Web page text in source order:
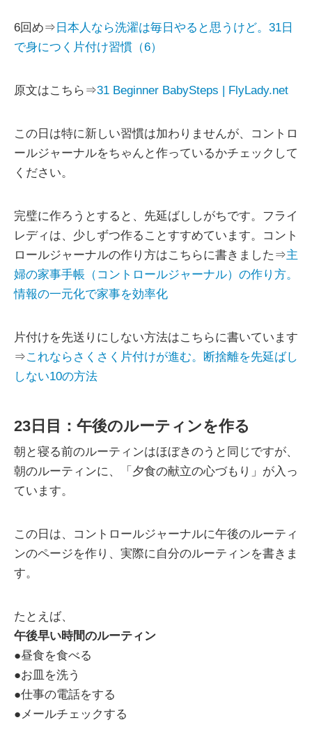
6回め⇒ 日本人なら洗濯は毎日やると思うけど。31日
で身につく片付け習慣（6）
原文はこちら⇒31 Beginner BabySteps | FlyLady.net
この日は特に新しい習慣は加わりませんが、コントロ
ールジャーナルをちゃんと作っているかチェックして
ください。
完璧に作ろうとすると、先延ばししがちです。フライ
レディは、少しずつ作ることすすめています。コント
ロールジャーナルの作り方はこちらに書きました⇒主
婦の家事手帳（コントロールジャーナル）の作り方。
情報の一元化で家事を効率化
片付けを先送りにしない方法はこちらに書いています
⇒これならさくさく片付けが進む。断捨離を先延ばし
しない10の方法
23日目：午後のルーティンを作る
朝と寝る前のルーティンはほぼきのうと同じですが、
朝のルーティンに、「夕食の献立の心づもり」が入っ
ています。
この日は、コントロールジャーナルに午後のルーティ
ンのページを作り、実際に自分のルーティンを書きま
す。
たとえば、
午後早い時間のルーティン
●昼食を食べる
●お皿を洗う
●仕事の電話をする
●メールチェックする